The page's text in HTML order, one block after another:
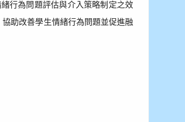
行為問題評估與介入策略制定之效
助改善學生情緒行為問題並促進融